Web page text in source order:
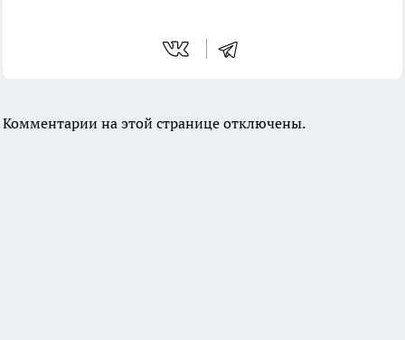
Комментарии на этой странице отключены.